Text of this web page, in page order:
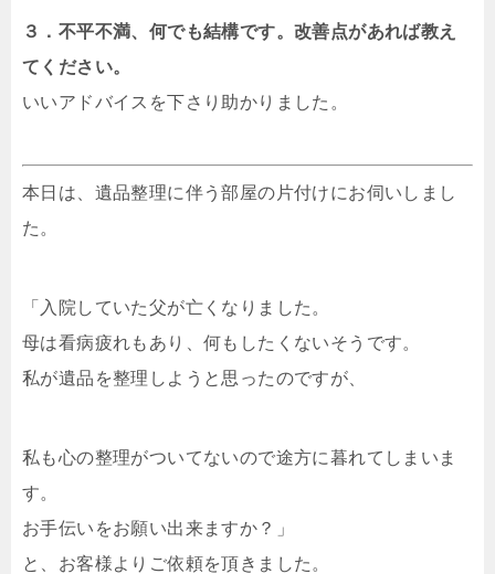
３．不平不満、何でも結構です。改善点があれば教え
てください。
いいアドバイスを下さり助かりました。
本日は、遺品整理に伴う部屋の片付けにお伺いしまし
た。
「入院していた父が亡くなりました。
母は看病疲れもあり、何もしたくないそうです。
私が遺品を整理しようと思ったのですが、
私も心の整理がついてないので途方に暮れてしまいま
す。
お手伝いをお願い出来ますか？」
と、お客様よりご依頼を頂きました。